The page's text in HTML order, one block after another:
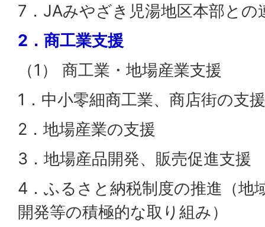
7．JAみやざき児湯地区本部との
2．商工業支援
（1） 商工業・地場産業支援
1．中小零細商工業、商店街の支援
2．地場産業の支援
3．地場産品開発、販売促進支援
4．ふるさと納税制度の推進（地
開発等の積極的な取り組み）